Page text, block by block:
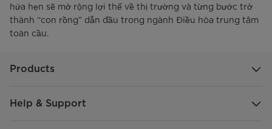
hứa hẹn sẽ mở rộng lợi thế về thị trường và từng bước trở
thành “con rồng” dẫn đầu trong ngành Điều hòa trung tâm
toàn cầu.
Products
Help & Support